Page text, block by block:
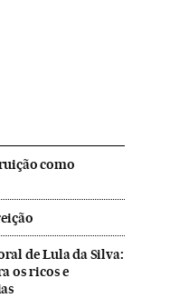
como
de Lula da Silva:
os ricos e